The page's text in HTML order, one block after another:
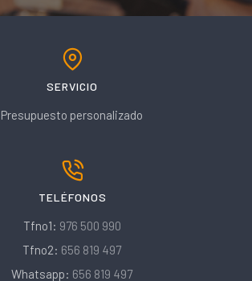
SERVICIO
Presupuesto personalizado
TELÉFONOS
Tfno1: 976 500 990
Tfno2: 656 819 497
Whatsapp: 656 819 497